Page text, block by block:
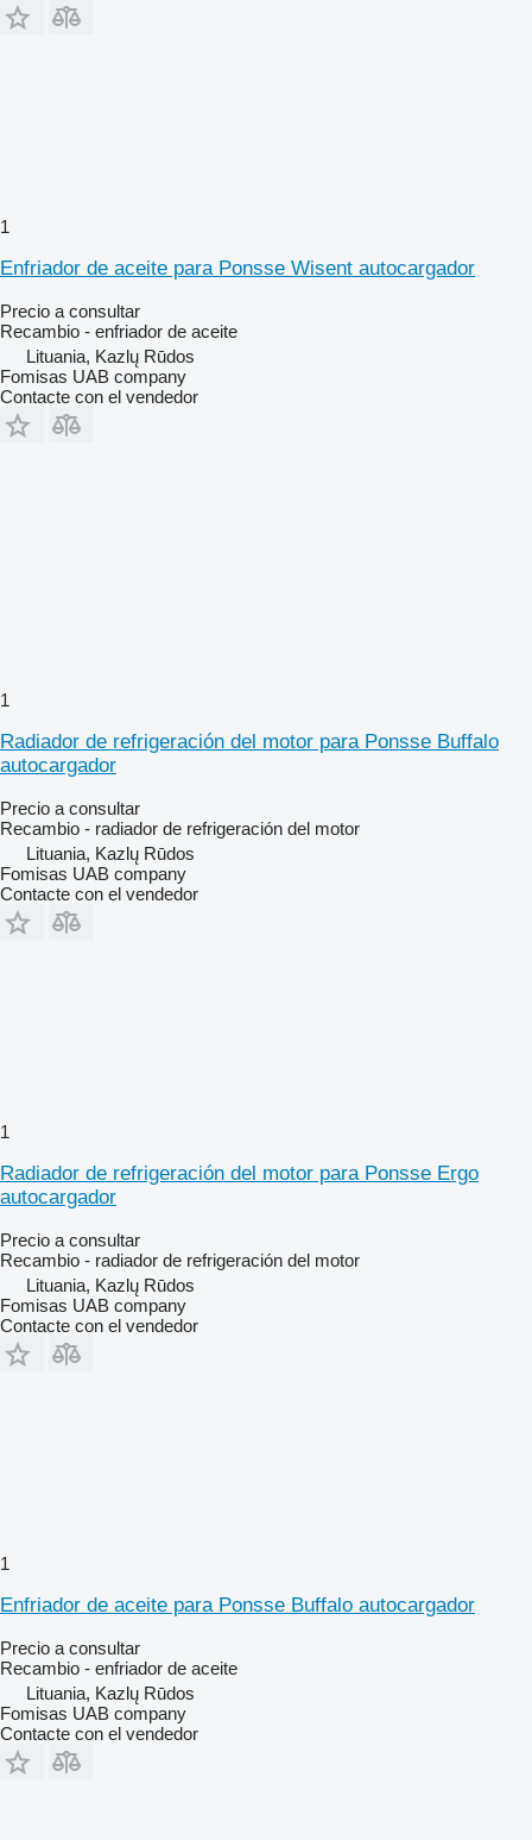
1
Enfriador de aceite para Ponsse Wisent autocargador
Precio a consultar
Recambio - enfriador de aceite
Lituania, Kazlų Rūdos
Fomisas UAB company
Contacte con el vendedor
1
Radiador de refrigeración del motor para Ponsse Buffalo
autocargador
Precio a consultar
Recambio - radiador de refrigeración del motor
Lituania, Kazlų Rūdos
Fomisas UAB company
Contacte con el vendedor
1
Radiador de refrigeración del motor para Ponsse Ergo
autocargador
Precio a consultar
Recambio - radiador de refrigeración del motor
Lituania, Kazlų Rūdos
Fomisas UAB company
Contacte con el vendedor
1
Enfriador de aceite para Ponsse Buffalo autocargador
Precio a consultar
Recambio - enfriador de aceite
Lituania, Kazlų Rūdos
Fomisas UAB company
Contacte con el vendedor